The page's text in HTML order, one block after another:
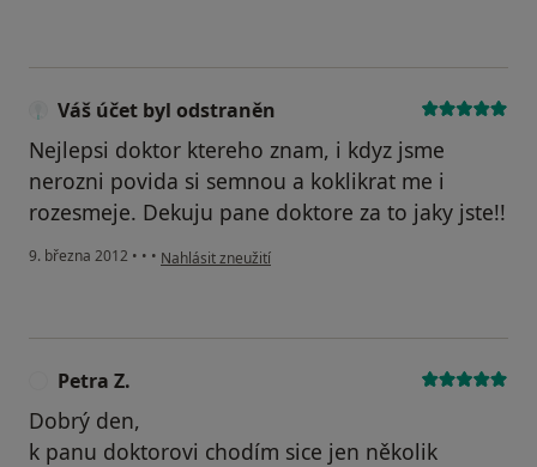
Váš účet byl odstraněn
Nejlepsi doktor ktereho znam, i kdyz jsme
nerozni povida si semnou a koklikrat me i
rozesmeje. Dekuju pane doktore za to jaky jste!!
9. března 2012 • • • podle názoru uživatele Váš účet byl odstraněn
Nahlásit zneužití
Petra Z.
Dobrý den,
k panu doktorovi chodím sice jen několik